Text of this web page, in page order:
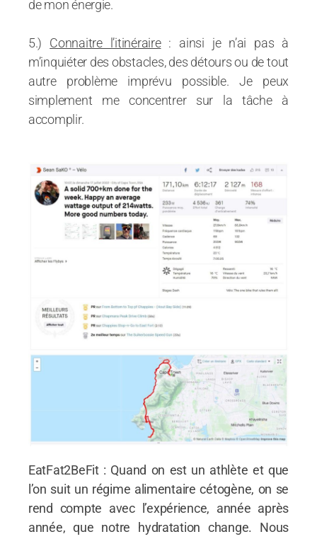
de mon énergie.
5.) Connaitre l’itinéraire: ainsi je n’ai pas à
m’inquiéter des obstacles, des détours ou de tout
autre problème imprévu possible. Je peux
simplement me concentrer sur la tâche à
accomplir.
EatFat2BeFit : Quand on est un athlète et que
l’on suit un régime alimentaire cétogène, on se
rend compte avec l’expérience, année après
année, que notre hydratation change. Nous